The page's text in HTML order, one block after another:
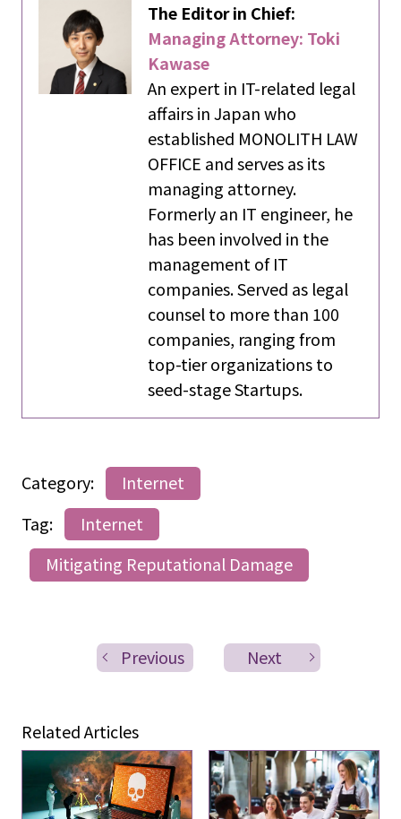
The Editor in Chief:
Managing Attorney: Toki
Kawase
An expert in IT-related legal
affairs in Japan who
established MONOLITH LAW
OFFICE and serves as its
managing attorney.
Formerly an IT engineer, he
has been involved in the
management of IT
companies. Served as legal
counsel to more than 100
companies, ranging from
top-tier organizations to
seed-stage Startups.
Category:
Internet
Tag:
Internet
Mitigating Reputational Damage
Previous Next
Related Articles